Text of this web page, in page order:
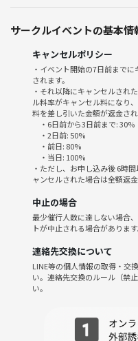
・色々お手伝いをお願いする
・ゴミはみんなで分担して持ち
・煙の臭いが付いたり火の粉
越しください。
・潔癖症の方にはあまりむい
・当日のキャンセルは100％キ
・椅子持参できる方は連絡く
・野外活動は気温が下がって
必要になります。火があっても
・つなげーとのシステムが変
つまみや飲み物アルコールは
パーによるので現地で買い出
過去には豚汁、おでん、ハヤ
レーライス、豚と白菜のミ
フ、お雑煮、もつ鍋、アヒー
※主催者はJSBブッシュクラ
サークルイベントの基本情
キャンセルポリシー
・イベント開始の7日前まで
されます。
・それ以降にキャンセルされ
ル料率がキャンセル料になり
料を差し引いた金額が返金され
・6日前から3日前まで: 30%
・2日前: 50%
・前日: 80%
・当日: 100%
・ただし、お申し込み後 6時
ャンセルされた場合は全額返金
中止の場合
最少催行人数に達しない場合
トが中止される場合がありま
連絡先交換について
LINE等の個人情報の取得・交
い。連絡先交換のルール（禁
い。